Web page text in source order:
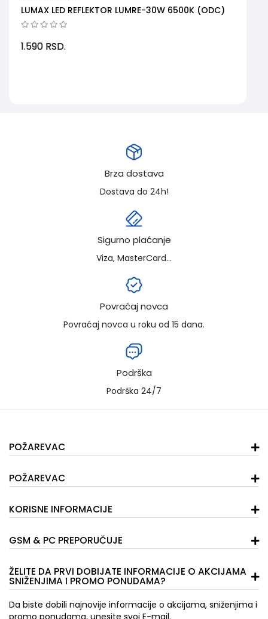
LUMAX LED REFLEKTOR LUMRE-30W 6500K (ODC)
1.590 RSD.
Brza dostava
Dostava do 24h!
Sigurno plaćanje
Viza, MasterCard...
Povraćaj novca
Povraćaj novca u roku od 15 dana.
Podrška
Podrška 24/7
POŽAREVAC
POŽAREVAC
KORISNE INFORMACIJE
GSM & PC PREPORUČUJE
ŽELITE DA PRVI DOBIJATE INFORMACIJE O AKCIJAMA
SNIŽENJIMA I PROMO PONUDAMA?
Da biste dobili najnovije informacije o akcijama, sniženjima i
promo ponudama, unesite svoj E-mail.